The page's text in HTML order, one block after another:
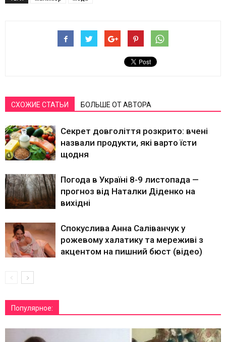
СХОЖИЕ СТАТЬИ БОЛЬШЕ ОТ АВТОРА
Секрет довголіття розкрито: вчені
назвали продукти, які варто їсти
щодня
Погода в Україні 8-9 листопада —
прогноз від Наталки Діденко на
вихідні
Спокуслива Анна Саліванчук у
рожевому халатику та мереживі з
акцентом на пишний бюст (відео)
Популярное: